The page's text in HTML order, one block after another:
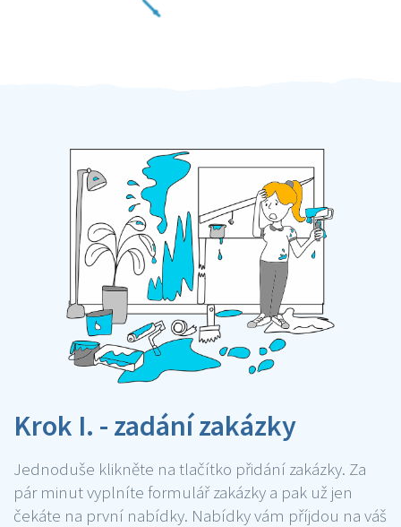
Krok I. - zadání zakázky
Jednoduše klikněte na tlačítko přidání zakázky. Za
pár minut vyplníte formulář zakázky a pak už jen
čekáte na první nabídky. Nabídky vám příjdou na váš